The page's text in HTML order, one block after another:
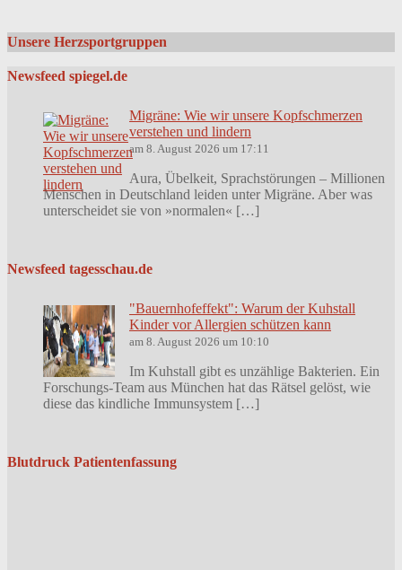
Unsere Herzsportgruppen
Newsfeed spiegel.de
Migräne: Wie wir unsere Kopfschmerzen
verstehen und lindern
am 8. August 2026 um 17:11
Aura, Übelkeit, Sprachstörungen – Millionen
Menschen in Deutschland leiden unter Migräne. Aber was
unterscheidet sie von »normalen« […]
Newsfeed tagesschau.de
"Bauernhofeffekt": Warum der Kuhstall
Kinder vor Allergien schützen kann
am 8. August 2026 um 10:10
Im Kuhstall gibt es unzählige Bakterien. Ein
Forschungs-Team aus München hat das Rätsel gelöst, wie
diese das kindliche Immunsystem […]
Blutdruck Patientenfassung